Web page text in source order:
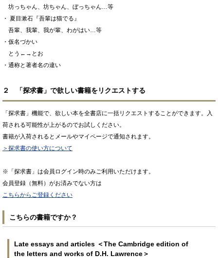
坊っちゃん、坊ちゃん、ぼっちゃん…等
・ 夏目漱石『吾輩は猫でる』
吾輩、我輩、我が輩、わがはい…等
・仮名づかい
とう←→とお
・通称と著者名の違い
２ 「探求書」で欲しい書籍をリクエストする
「探求書」機能で、欲しい本を全書店に一括リクエストすることができます。入
荷される可能性が上がるのでお試しください。
書籍が入荷されるとメールやマイページで通知されます。
＞探求書の使い方について
※「探求書」は会員ログイン時のみご利用いただけます。
会員登録（無料）がお済みでない方は
こちらからご登録ください
こちらの書籍ですか？
Late essays and articles ＜The Cambridge edition of
the letters and works of D.H. Lawrence＞